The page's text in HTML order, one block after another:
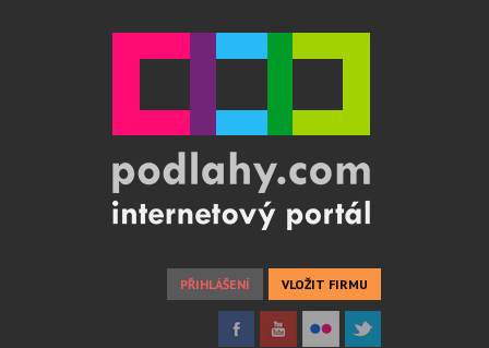
VLOŽIT FIRMU
PŘIHLÁŠENÍ